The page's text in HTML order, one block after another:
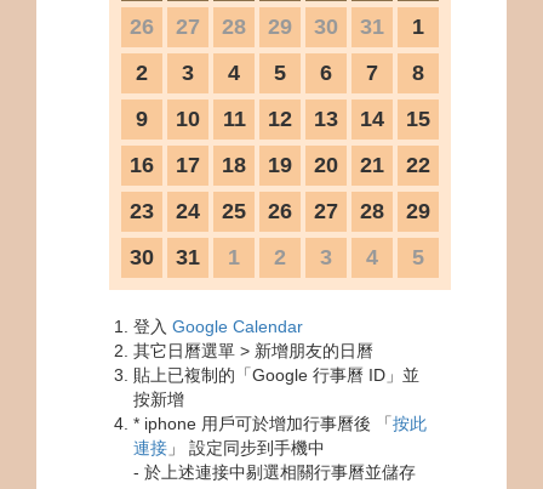
26
27 28 29 30 31
1
2
3 4 5 6 7
8
9
10 11 12 13 14
15
16
17 18 19 20 21
22
23
24 25 26 27 28
29
30
31 1 2 3 4 5
登入 Google Calendar
其它日曆選單 > 新增朋友的日曆
貼上已複制的「Google 行事曆 ID」並
按新增
* iphone 用戶可於增加行事曆後 「按此
連接 」 設定同步到手機中
- 於上述連接中剔選相關行事曆並儲存